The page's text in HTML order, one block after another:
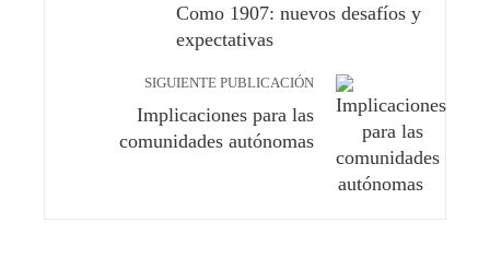
Como 1907: nuevos desafíos y
expectativas
SIGUIENTE PUBLICACIÓN
Implicaciones para las
comunidades autónomas